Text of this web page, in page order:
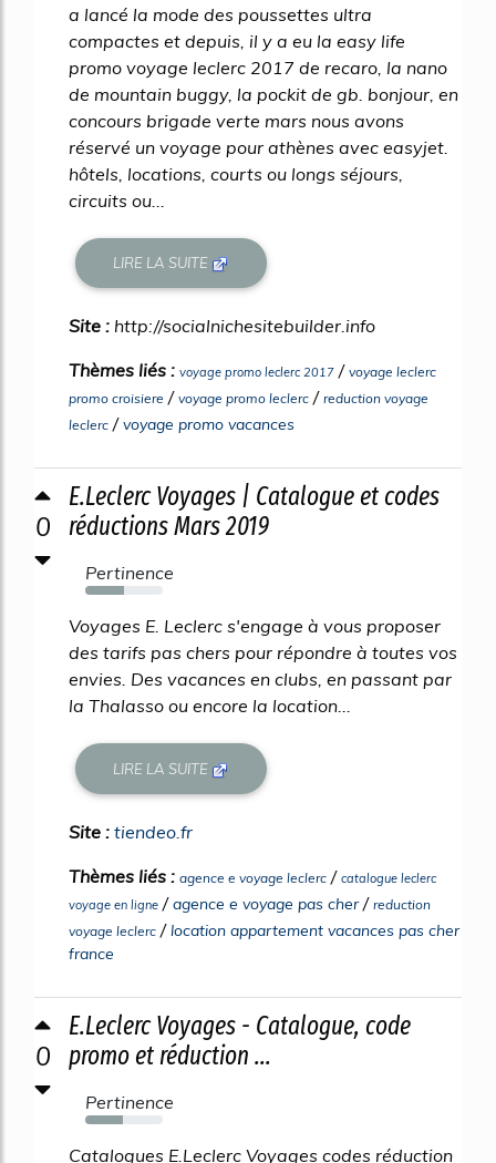
a lancé la mode des poussettes ultra
compactes et depuis, il y a eu la easy life
promo voyage leclerc 2017 de recaro, la nano
de mountain buggy, la pockit de gb. bonjour, en
concours brigade verte mars nous avons
réservé un voyage pour athènes avec easyjet.
hôtels, locations, courts ou longs séjours,
circuits ou...
LIRE LA SUITE
Site : http://socialnichesitebuilder.info
Thèmes liés : voyage promo leclerc 2017 / voyage leclerc
promo croisiere / voyage promo leclerc / reduction voyage
leclerc /voyage promo vacances
0
E.Leclerc Voyages | Catalogue et codes
réductions Mars 2019
Pertinence
50%
Voyages E. Leclerc s'engage à vous proposer
des tarifs pas chers pour répondre à toutes vos
envies. Des vacances en clubs, en passant par
la Thalasso ou encore la location...
LIRE LA SUITE
Site : tiendeo.fr
Thèmes liés : agence e voyage leclerc / catalogue leclerc
voyage en ligne /agence e voyage pas cher/ reduction
voyage leclerc /location appartement vacances pas cher
france
0
E.Leclerc Voyages - Catalogue, code
promo et réduction ...
Pertinence
48%
Catalogues E.Leclerc Voyages codes réduction